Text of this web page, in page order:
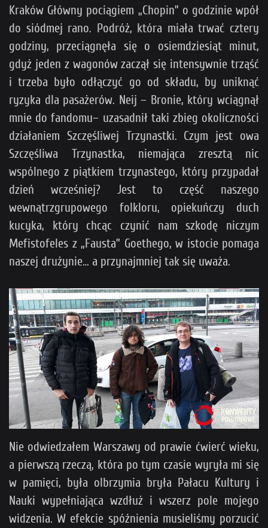
Kraków Główny pociągiem „Chopin” o godzinie wpół
do siódmej rano. Podróż, która miała trwać cztery
godziny, przeciągnęła się o osiemdziesiąt minut,
gdyż jeden z wagonów zaczął się intensywnie trząść
i trzeba było odłączyć go od składu, by uniknąć
ryzyka dla pasażerów. Neij – Bronie, który wciągnął
mnie do fandomu– uzasadnił taki zbieg okoliczności
działaniem Szczęśliwej Trzynastki. Czym jest owa
Szczęśliwa Trzynastka, niemająca zresztą nic
wspólnego z piątkiem trzynastego, który przypadał
dzień wcześniej? Jest to część naszego
wewnątrzgrupowego folkloru, opiekuńczy duch
kucyka, który chcąc czynić nam szkodę niczym
Mefistofeles z „Fausta” Goethego, w istocie pomaga
naszej drużynie… a przynajmniej tak się uważa.
Nie odwiedzałem Warszawy od prawie ćwierć wieku,
a pierwszą rzeczą, która po tym czasie wyryła mi się
w pamięci, była olbrzymia bryła Pałacu Kultury i
Nauki wypełniająca wzdłuż i wszerz pole mojego
widzenia. W efekcie spóźnienia musieliśmy porzucić